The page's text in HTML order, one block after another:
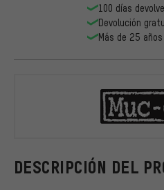
DESCRIPCIÓN DEL
100 días
Devolución
Más de 25